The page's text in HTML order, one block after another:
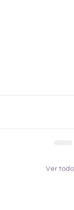
Ver todo